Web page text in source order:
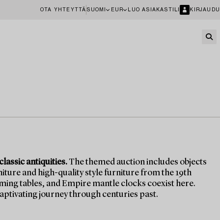
OTA YHTEYTTÄ SUOMI EUR LUO ASIAKASTILI KIRJAUDU
antiquities. The themed auction includes objects
and high-quality style furniture from the 19th
tables, and Empire mantle clocks coexist here.
journey through centuries past.